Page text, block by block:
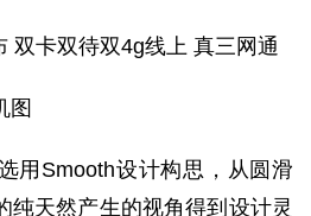
图
用Smooth设计构思，从圆滑
纯天然产生的视角得到设计灵